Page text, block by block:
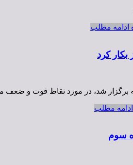
ادامه مطلب
کرد
برگزار شد،‌ در مورد نقاط قوت و
ادامه مطلب
سوم